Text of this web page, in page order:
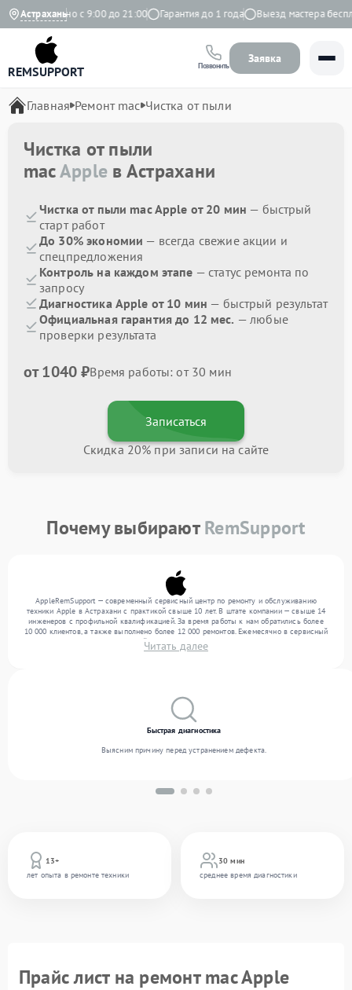
Астрахань
Ежедневно с 9:00 до 21:00 Гарантия до 1 года Выезд мастера
REMSUPPORT Позвонить
Заявка
Главная Ремонт mac Чистка от пыли
Чистка от пыли
macApple в Астрахани
Чистка от пыли mac Apple от 20 мин — быстрый
старт работ
До 30% экономии — всегда свежие акции и
спецпредложения
Контроль на каждом этапе — статус ремонта по
запросу
Диагностика Apple от 10 мин — быстрый результат
Официальная гарантия до 12 мес. — любые
проверки результата
от 1040 ₽Время работы: от 30 мин
Записаться
Скидка 20% при записи на сайте
Почему выбираютRemSupport
AppleRemSupport — современный сервисный центр по ремонту и обслуживанию
техники Apple в Астрахани с практикой свыше 10 лет. В штате компании — свыше 14
инженеров с профильной квалификацией. За время работы к нам обратились более
10 000 клиентов, а также выполнено более 12 000 ремонтов. Ежемесячно в сервисный
центр поступает более 300 устройств, включая , , . Мы выполняем ремонт различного
уровня сложности и гарантируем высокое качество обслуживания благодаря
Читать далее
13+
лет опыта в ремонте техники
30 мин
среднее время диагностики
Быстрая диагностика
Выясним причину перед устранением дефекта.
Прайс лист на ремонт mac Apple